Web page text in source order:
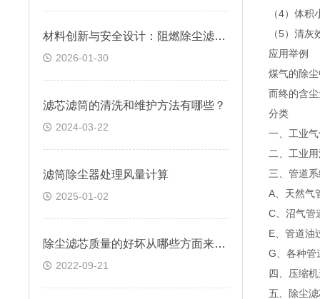
材料创新与安全设计：阻燃除尘滤筒技术原理及跨行业应用深析
2026-01-30
滤芯滤筒的清洗和维护方法有哪些？
2024-03-22
滤筒除尘器处理风量计算
2025-01-02
除尘滤芯质量的好坏从哪些方面来判断？
2022-09-21
（4）体
（5）清
应用举例
煤气的除
而终的含
分类
一、工业
二、工业
三、管道
A、天然气
C、沼气管
E、管道油
G、各种管
四、压缩
五、除尘